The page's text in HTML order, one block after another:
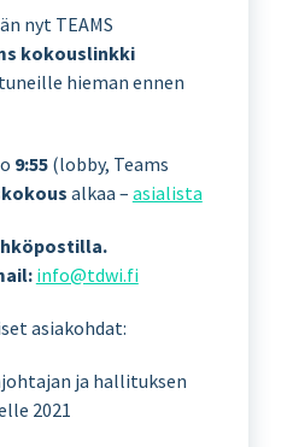
nyt TEAMS
kokouslinkki
hieman ennen
9:55(lobby, Teams
alkaa – asialista
.
: info@tdwi.fi
asiakohdat:
ja hallituksen
2021